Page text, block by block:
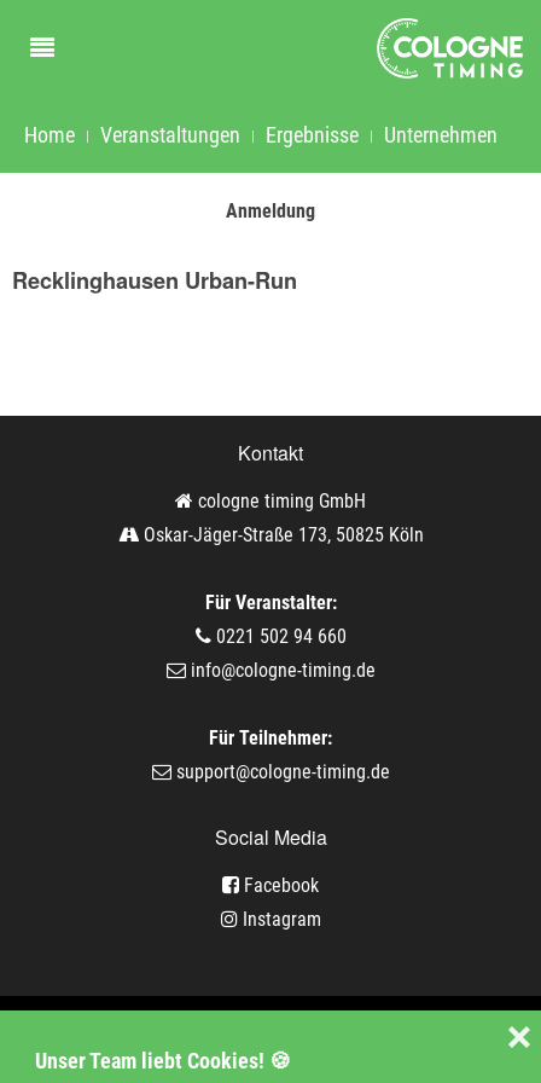
Unser Team liebt Cookies! 🍪
❌
Home Veranstaltungen Ergebnisse Unternehmen
Anmeldung
Recklinghausen Urban-Run
Kontakt
cologne timing GmbH
Oskar-Jäger-Straße 173, 50825 Köln
Für Veranstalter:
0221 502 94 660
info@cologne-timing.de
Für Teilnehmer:
support@cologne-timing.de
Social Media
Facebook
Instagram
Unternehmen